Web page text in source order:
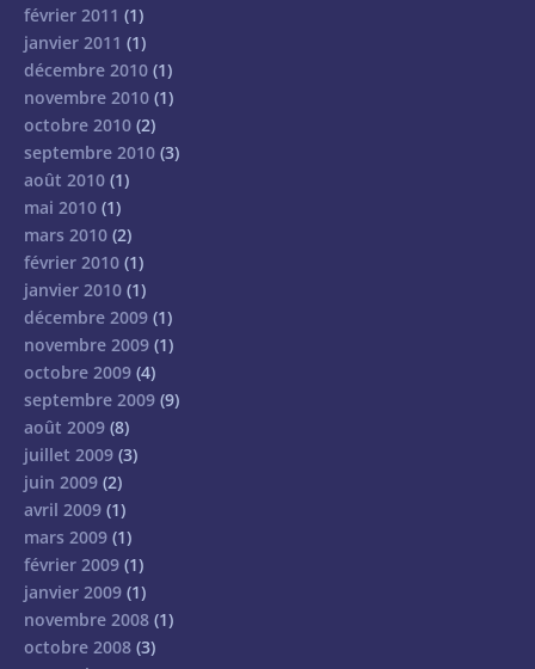
février 2011 (1)
janvier 2011 (1)
décembre 2010 (1)
novembre 2010 (1)
octobre 2010 (2)
septembre 2010 (3)
août 2010 (1)
mai 2010 (1)
mars 2010 (2)
février 2010 (1)
janvier 2010 (1)
décembre 2009 (1)
novembre 2009 (1)
octobre 2009 (4)
septembre 2009 (9)
août 2009 (8)
juillet 2009 (3)
juin 2009 (2)
avril 2009 (1)
mars 2009 (1)
février 2009 (1)
janvier 2009 (1)
novembre 2008 (1)
octobre 2008 (3)